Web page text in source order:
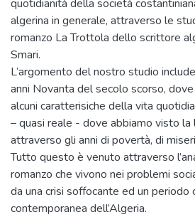
quotidianità della società
algerina in generale, attraverso le
romanzo La Trottola dello scrittore
Smari.
L’argomento del nostro studio
anni Novanta del secolo scorso,
alcuni caratterisiche della vita
– quasi reale - dove abbiamo visto la
attraverso gli anni di povertà, di
Tutto questo è venuto attraverso
romanzo che vivono nei problemi
da una crisi soffocante ed un periodo
contemporanea dell’Algeria.